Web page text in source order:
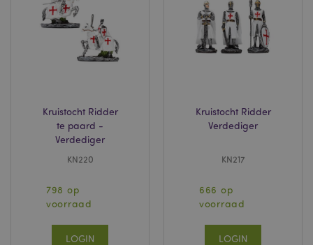
Kruistocht Ridder
te paard -
Verdediger
KN220
798 op
voorraad
LOGIN
Kruistocht Ridder
Verdediger
KN217
666 op
voorraad
LOGIN